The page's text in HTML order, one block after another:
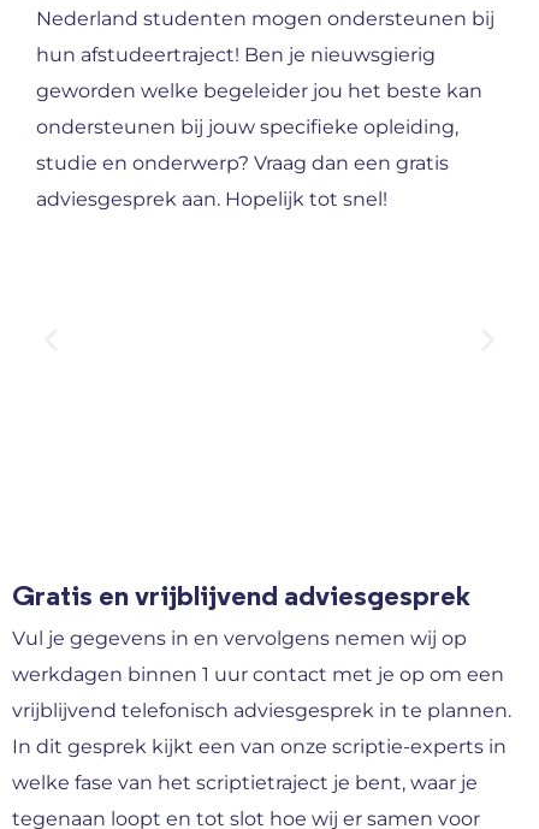
Nederland studenten mogen ondersteunen bij
hun afstudeertraject! Ben je nieuwsgierig
geworden welke begeleider jou het beste kan
ondersteunen bij jouw specifieke opleiding,
studie en onderwerp? Vraag dan een gratis
adviesgesprek aan. Hopelijk tot snel!
Gratis en vrijblijvend adviesgesprek
Vul je gegevens in en vervolgens nemen wij op
werkdagen binnen 1 uur contact met je op om een
vrijblijvend telefonisch adviesgesprek in te plannen.
In dit gesprek kijkt een van onze scriptie-experts in
welke fase van het scriptietraject je bent, waar je
tegenaan loopt en tot slot hoe wij er samen voor